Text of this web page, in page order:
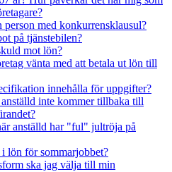
person med konkurrensklausul?
på tjänstebilen?
mot lön?
vänta med att betala ut lön till
innehålla för uppgifter?
inte kommer tillbaka till
anställd har "ful" jultröja på
lön för sommarjobbet?
ska jag välja till min